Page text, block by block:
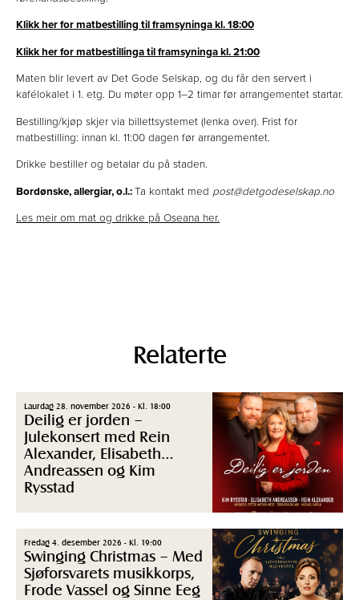
Klikk her for matbestilling til framsyninga kl. 18:00
Klikk her for matbestillinga til framsyninga kl. 21:00
Maten blir levert av Det Gode Selskap, og du får den servert i
kafélokalet i 1. etg. Du møter opp 1–2 timar før arrangementet startar.
Bestilling/kjøp skjer via billettsystemet (lenka over). Frist for
matbestilling: innan kl. 11:00 dagen før arrangementet.
Drikke bestiller og betalar du på staden.
Bordønske, allergiar, o.l.:Ta kontakt med post@detgodeselskap.no
Les meir om mat og drikke på Oseana her.
Relaterte
Laurdag 28. november 2026 - Kl. 18:00
Deilig er jorden –
Julekonsert med Rein
Alexander, Elisabeth
Andreassen og Kim
Rysstad
Fredag 4. desember 2026 - Kl. 19:00
Swinging Christmas – Med
Sjøforsvarets musikkorps,
Frode Vassel og Sinne Eeg